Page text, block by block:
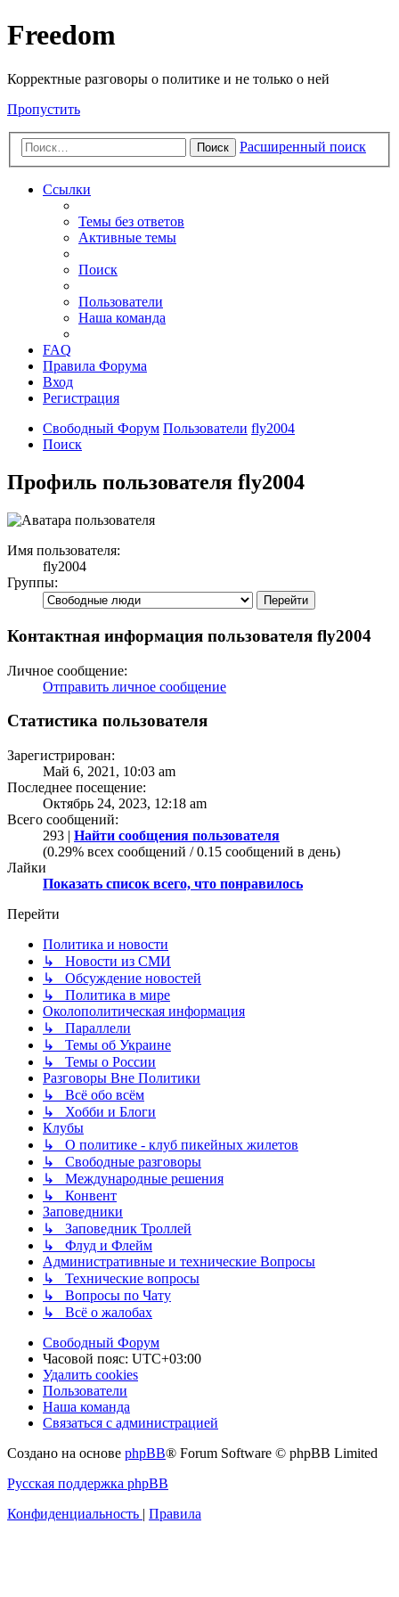
Freedom
Корректные разговоры о политике и не только о ней
Пропустить
Поиск Расширенный поиск
Ссылки
Темы без ответов
Активные темы
Поиск
Пользователи
Наша команда
FAQ
Правила Форума
Вход
Регистрация
Свободный Форум Пользователи fly2004
Поиск
Профиль пользователя fly2004
Имя пользователя:
fly2004
Группы:
Контактная информация пользователя fly2004
Личное сообщение:
Отправить личное сообщение
Статистика пользователя
Зарегистрирован:
Май 6, 2021, 10:03 am
Последнее посещение:
Октябрь 24, 2023, 12:18 am
Всего сообщений:
293 | Найти сообщения пользователя
(0.29% всех сообщений / 0.15 сообщений в день)
Лайки
Показать список всего, что понравилось
Перейти
Политика и новости
↳ Новости из СМИ
↳ Обсуждение новостей
↳ Политика в мире
Околополитическая информация
↳ Параллели
↳ Темы об Украине
↳ Темы о России
Разговоры Вне Политики
↳ Всё обо всём
↳ Хобби и Блоги
Клубы
↳ О политике - клуб пикейных жилетов
↳ Свободные разговоры
↳ Международные решения
↳ Конвент
Заповедники
↳ Заповедник Троллей
↳ Флуд и Флейм
Административные и технические Вопросы
↳ Технические вопросы
↳ Вопросы по Чату
↳ Всё о жалобах
Свободный Форум
Часовой пояс: UTC+03:00
Удалить cookies
Пользователи
Наша команда
Связаться с администрацией
Создано на основе phpBB® Forum Software © phpBB Limited
Русская поддержка phpBB
Конфиденциальность | Правила